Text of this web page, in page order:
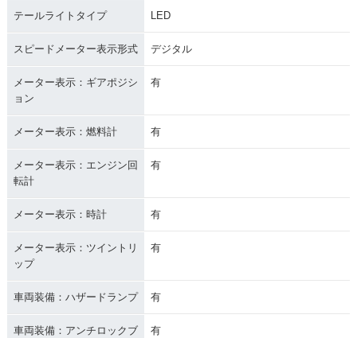
テールライトタイプ LED
スピードメーター表示形式 デジタル
メーター表示：ギアポジシ
ョン
有
メーター表示：燃料計 有
メーター表示：エンジン回
転計
有
メーター表示：時計 有
メーター表示：ツイントリ
ップ
有
車両装備：ハザードランプ 有
車両装備：アンチロックブ
有